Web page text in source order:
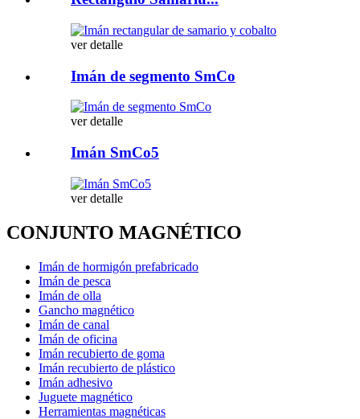
ver detalle
Imán de segmento SmCo
ver detalle
Imán SmCo5
ver detalle
CONJUNTO MAGNÉTICO
Imán de hormigón prefabricado
Imán de pesca
Imán de olla
Gancho magnético
Imán de canal
Imán de oficina
Imán recubierto de goma
Imán recubierto de plástico
Imán adhesivo
Juguete magnético
Herramientas magnéticas